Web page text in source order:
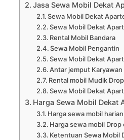
Jasa Sewa Mobil Dekat
Sewa Mobil Dekat
Sewa Mobil Dekat
Rental Mobil Bandara
Sewa Mobil Pengantin
Sewa Mobil Dekat
Antar jemput Karyawan
Rental mobil Mudik
Sewa Mobil Dekat
Harga Sewa Mobil Dekat
Harga sewa mobil harian
Harga sewa mobil Drop
Ketentuan Sewa Mobil